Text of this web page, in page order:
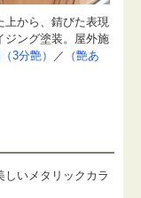
上から、錆びた表現
ジング塗装。屋外施
3分艶） ／
（艶あ
しいメタリックカラ